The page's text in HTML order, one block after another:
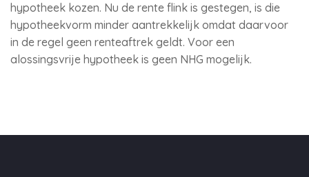
hypotheek kozen. Nu de rente flink is gestegen, is die
hypotheekvorm minder aantrekkelijk omdat daarvoor
in de regel geen renteaftrek geldt. Voor een
alossingsvrije hypotheek is geen NHG mogelijk.